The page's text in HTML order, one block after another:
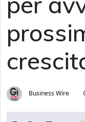
Business Wire